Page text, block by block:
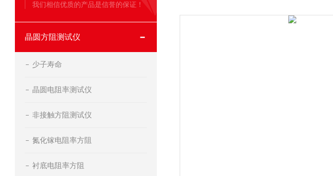
我们相信优质的产品是信誉的保证！
晶圆方阻测试仪
少子寿命
晶圆电阻率测试仪
非接触方阻测试仪
氮化镓电阻率方阻
衬底电阻率方阻